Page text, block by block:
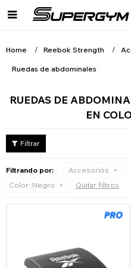

Home Reebok Strength
Ruedas de abdominales
RUEDAS DE
EN
Filtrando por: Accesorios
Color: Negro Quitar filtros